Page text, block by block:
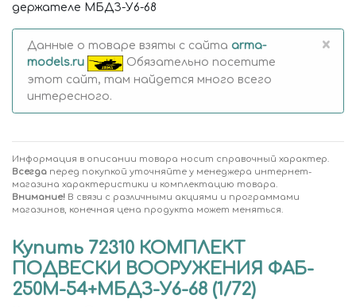
держателе МБДЗ-У6-68
Данные о товаре взяты с сайта arma-
models.ru
Обязательно посетите
этот сайт, там найдется много всего
интересного.
×
Информация в описании товара носит справочный характер.
Всегда перед покупкой уточняйте у менеджера интернет-
магазина характеристики и комплектацию товара.
Внимание! В связи с различными акциями и программами
магазинов, конечная цена продукта может меняться.
Купить 72310 КОМПЛЕКТ
ПОДВЕСКИ ВООРУЖЕНИЯ ФАБ-
250М-54+МБДЗ-У6-68 (1/72)